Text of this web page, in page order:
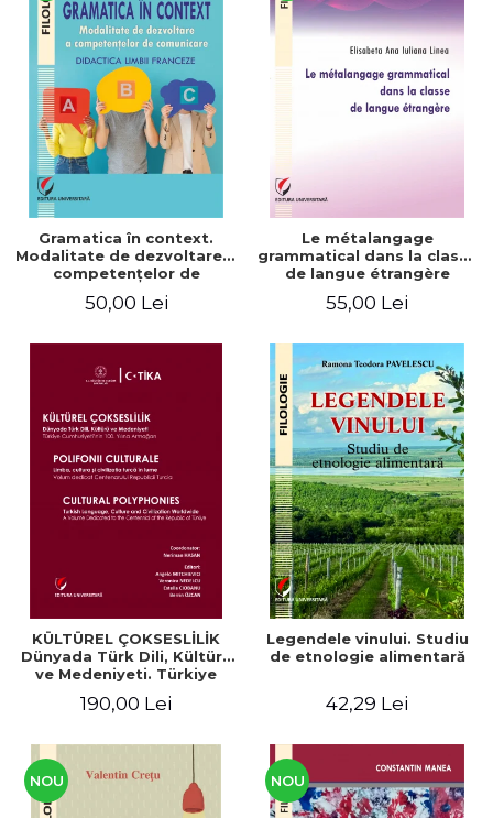
Gramatica în context.
Modalitate de dezvoltare a
competenţelor de
limbii franceze
50,00 Lei
Le métalangage
grammatical dans la classe
de langue étrangère
55,00 Lei
KÜLTÜREL ÇOKSESLİLİK
Dünyada Türk Dili, Kültürü
ve Medeniyeti. Türkiye
Armağan/ POLIFONII
și civilizația turcă în lume.
Centenarului
190,00 Lei
Legendele vinului. Studiu
de etnologie alimentară
42,29 Lei
NOU NOU